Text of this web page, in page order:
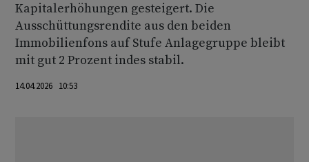
Kapitalerhöhungen gesteigert. Die
Ausschüttungsrendite aus den beiden
Immobilienfons auf Stufe Anlagegruppe bleibt
mit gut 2 Prozent indes stabil.
14.04.2026 10:53